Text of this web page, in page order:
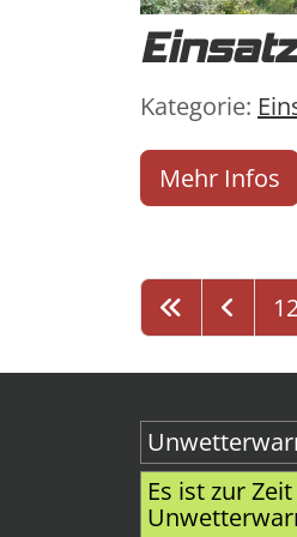
Details
Kategorie:
Mehr Infos
Es ist zur